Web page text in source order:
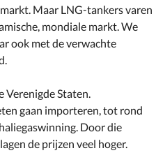
Maar LNG-tankers varen
mondiale markt. We
ook met de verwachte
Verenigde Staten.
gaan importeren, tot rond
Door die
de prijzen veel hoger.